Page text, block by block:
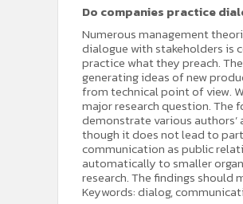
Do companies practice
Numerous management
dialogue with stakeholders is
practice what they preach.
generating ideas of new
from technical point of view.
major research question. The
demonstrate various
though it does not lead to
communication as public
automatically to smaller
research. The findings
Keywords: dialog,